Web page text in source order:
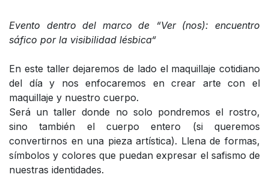
Evento dentro del marco de “Ver (nos): encuentro
sáfico por la visibilidad lésbica“
En este taller dejaremos de lado el maquillaje cotidiano
del día y nos enfocaremos en crear arte con el
maquillaje y nuestro cuerpo.
Será un taller donde no solo pondremos el rostro,
sino también el cuerpo entero (si queremos
convertirnos en una pieza artística). Llena de formas,
símbolos y colores que puedan expresar el safismo de
nuestras identidades.